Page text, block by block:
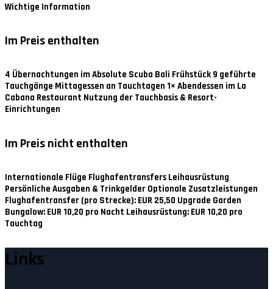
Wichtige Information
Im Preis enthalten
4 Übernachtungen im Absolute Scuba Bali Frühstück 9 geführte
Tauchgänge Mittagessen an Tauchtagen 1× Abendessen im La
Cabana Restaurant Nutzung der Tauchbasis & Resort-
Einrichtungen
Im Preis nicht enthalten
Internationale Flüge Flughafentransfers Leihausrüstung
Persönliche Ausgaben & Trinkgelder Optionale Zusatzleistungen
Flughafentransfer (pro Strecke): EUR 25,50 Upgrade Garden
Bungalow: EUR 10,20 pro Nacht Leihausrüstung: EUR 10,20 pro
Tauchtag
Links